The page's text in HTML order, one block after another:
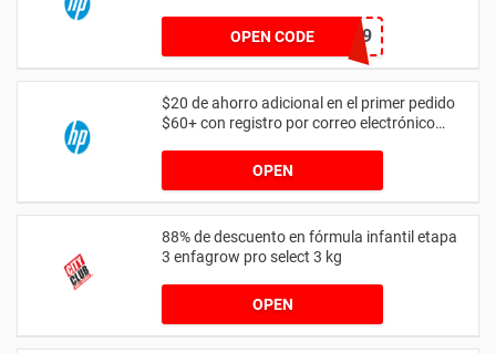
OPEN CODE200HW1999
$20 de ahorro adicional en el primer pedido
$60+ con registro por correo electrónico
OPEN
88% de descuento en fórmula infantil etapa
3 enfagrow pro select 3 kg
OPEN